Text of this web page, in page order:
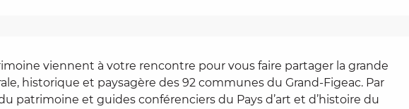
viennent à votre rencontre pour vous faire partager la grande
historique et paysagère des 92 communes du Grand-Figeac. Par
patrimoine et guides conférenciers du Pays d’art et d’histoire du